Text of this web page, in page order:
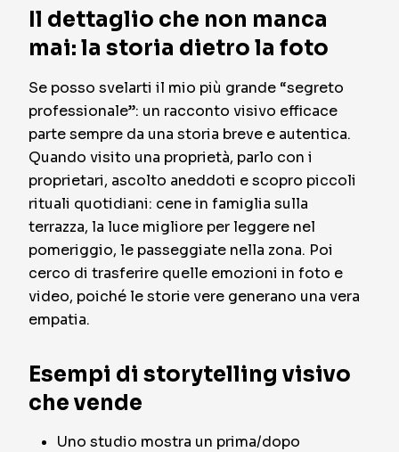
Il dettaglio che non manca
mai: la storia dietro la foto
Se posso svelarti il mio più grande “segreto
professionale”: un racconto visivo efficace
parte sempre da una storia breve e autentica.
Quando visito una proprietà, parlo con i
proprietari, ascolto aneddoti e scopro piccoli
rituali quotidiani: cene in famiglia sulla
terrazza, la luce migliore per leggere nel
pomeriggio, le passeggiate nella zona. Poi
cerco di trasferire quelle emozioni in foto e
video, poiché le storie vere generano una vera
empatia.
Esempi di storytelling visivo
che vende
Uno studio mostra un prima/dopo